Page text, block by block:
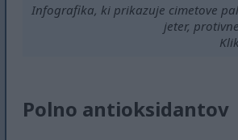
Infografika, ki prikazuje cimetove
jeter,
Polno antioksidantov